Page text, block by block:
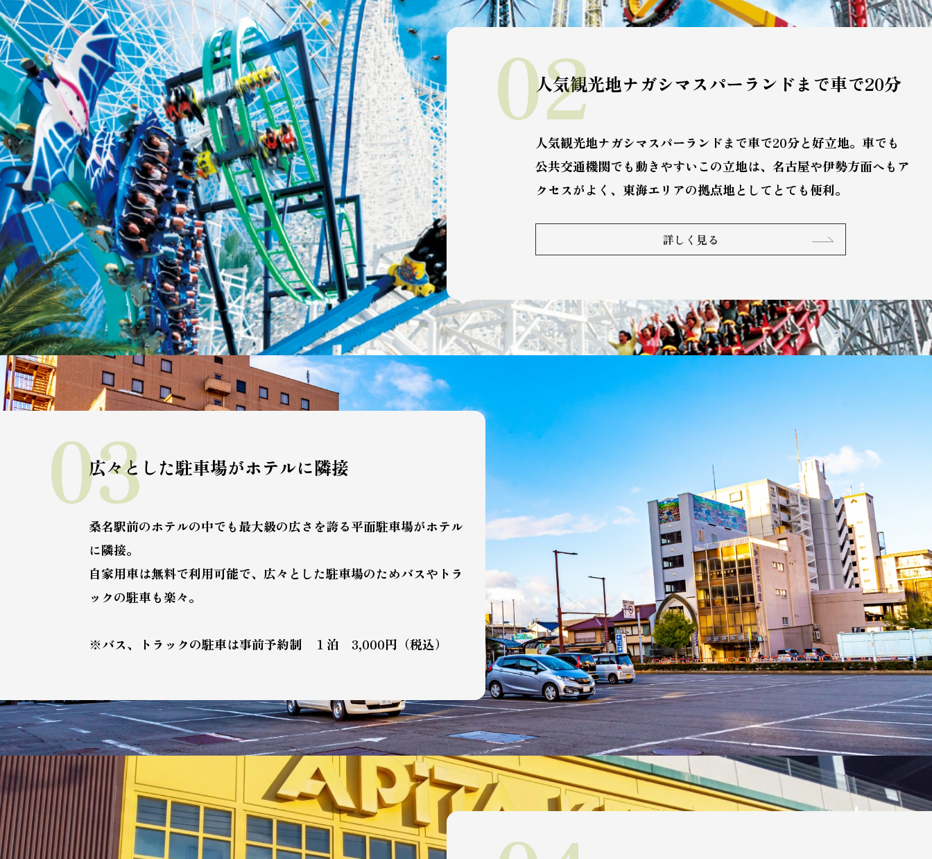
02
人気観光地ナガシマスパーランドまで車で20分
人気観光地ナガシマスパーランドまで車で20分と好立地。車でも
公共交通機関でも動きやすいこの立地は、名古屋や伊勢方面へもア
クセスがよく、東海エリアの拠点地としてとても便利。
詳しく見る
03
広々とした駐車場がホテルに隣接
桑名駅前のホテルの中でも最大級の広さを誇る平面駐車場がホテル
に隣接。
自家用車は無料で利用可能で、広々とした駐車場のためバスやトラ
ックの駐車も楽々。
※バス、トラックの駐車は事前予約制 １泊 3,000円（税込）